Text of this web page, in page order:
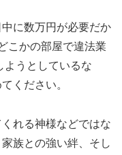
に数万円が必要だか
こかの部屋で違法業
ようとしているな
ください。
れる神様などではな
族との強い絆、そし